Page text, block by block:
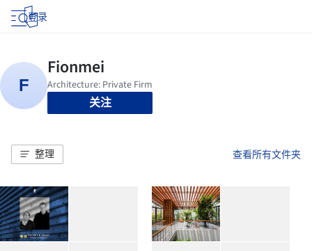
登录
关注
整理 查看所有文件夹